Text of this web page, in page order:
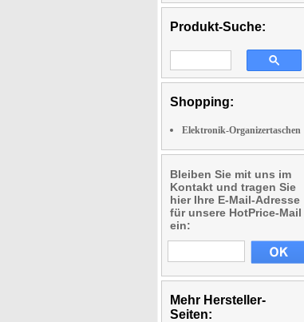
Produkt-Suche:
Shopping:
Elektronik-Organizertaschen
Bleiben Sie mit uns im
Kontakt und tragen Sie
hier Ihre E-Mail-Adresse
für unsere HotPrice-Mail
ein:
Mehr Hersteller-
Seiten: